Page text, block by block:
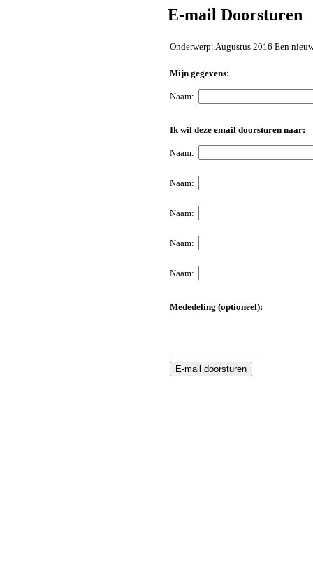
E-mail Doorsturen
Onderwerp: Augustus 2016 Een
Mijn gegevens:
Naam:
Ik wil deze email doorsturen naar:
Naam:
Naam:
Naam:
Naam:
Naam:
Mededeling (optioneel):